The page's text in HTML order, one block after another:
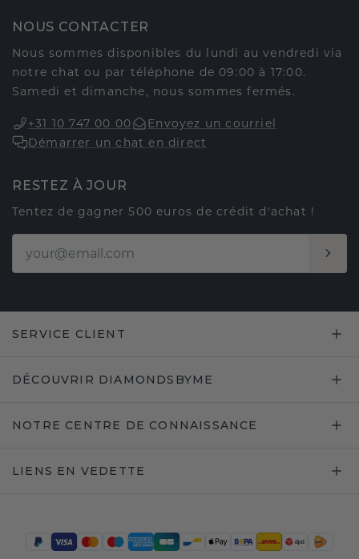
NOUS CONTACTER
Nous sommes disponibles du lundi au vendredi via
notre chat ou par téléphone de 09:00 à 17:00.
Samedi et dimanche, nous sommes fermés.
+31 10 747 00 00
Envoyez un courriel
Démarrer un chat en direct
RESTEZ À JOUR
Tentez de gagner 500 euros de crédit d'achat !
SERVICE CLIENT
DÉCOUVRIR DIAMONDSBYME
NOTRE CENTRE DE CONNAISSANCE
LIENS EN VEDETTE